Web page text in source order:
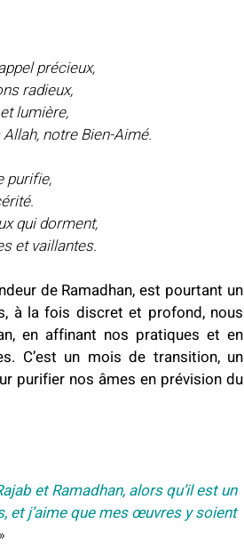
précieux,
radieux,
lumière,
notre Bien-Aimé.
purifie,
qui dorment,
et vaillantes.
de Ramadhan, est pourtant un
à la fois discret et profond, nous
en affinant nos pratiques et en
C’est un mois de transition, un
purifier nos âmes en prévision du
et Ramadhan, alors qu’il est un
et j’aime que mes œuvres y soient